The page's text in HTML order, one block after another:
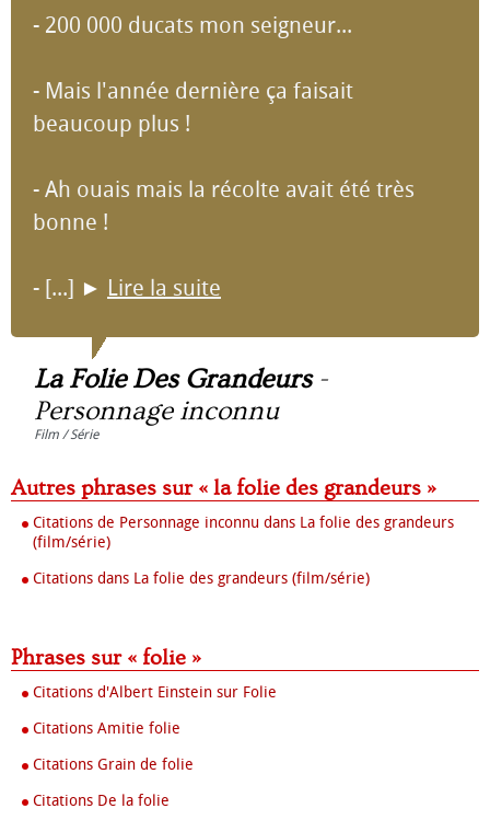
- 200 000 ducats mon seigneur...
- Mais l'année dernière ça faisait
beaucoup plus !
- Ah ouais mais la récolte avait été très
bonne !
- [...] ► Lire la suite
La Folie Des Grandeurs-
Personnage inconnu
Film / Série
Autres phrases sur « la folie des grandeurs »
Citations de Personnage inconnu dans La folie des grandeurs
(film/série)
Citations dans La folie des grandeurs (film/série)
Phrases sur « folie »
Citations d'Albert Einstein sur Folie
Citations Amitie folie
Citations Grain de folie
Citations De la folie